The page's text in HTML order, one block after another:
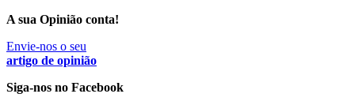
A sua Opinião conta!
Envie-nos o seu
artigo de opinião
Siga-nos no Facebook